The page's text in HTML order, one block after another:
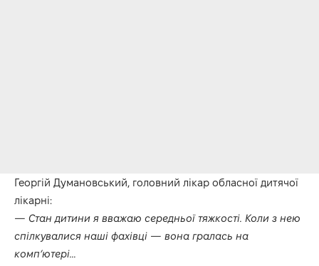
Георгій Думановський, головний лікар обласної дитячої
лікарні:
— Стан дитини я вважаю середньої тяжкості. Коли з нею
спілкувалися наші фахівці — вона гралась на
комп’ютері…